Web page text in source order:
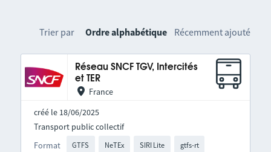
Trier par Ordre alphabétique Récemment ajouté
Réseau SNCF TGV, Intercités
et TER
France
créé le 18/06/2025
Format GTFS NeTEx SIRI Lite gtfs-rt
Transport public collectif